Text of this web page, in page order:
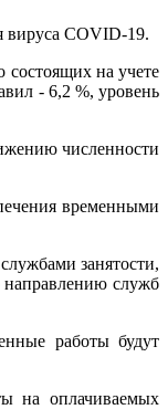
вируса COVID-19.
состоящих на учете
- 6,2 %, уровень
численности
временными
занятости,
направлению служб
работы будут
на оплачиваемых